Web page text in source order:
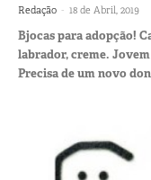
Redação - 18 de Abril, 2019
Bjocas para adopção!
labrador, creme.
Precisa de um novo